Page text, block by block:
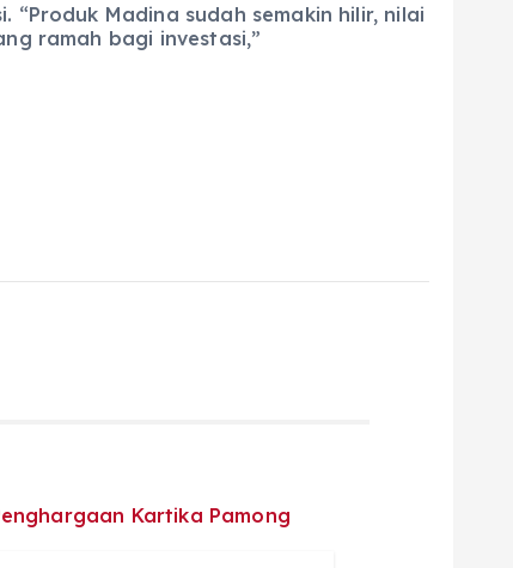
Madina sudah semakin hilir, nilai
ramah bagi investasi,”